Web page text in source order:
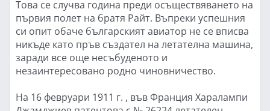
Това се случва година преди осъществяването на
първия полет на братя Райт. Въпреки успешния
си опит обаче българският авиатор не се вписва
никъде като пръв създател на летателна машина,
заради все още несъбуденото и
незаинтересовано родно чиновничество.
На 16 февруари 1911 г. , във Франция Харалампи